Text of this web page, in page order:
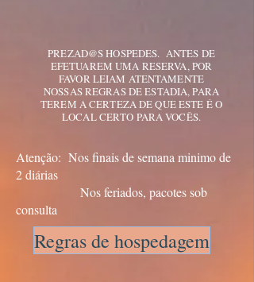
PREZAD@S HOSPEDES. ANTES DE
EFETUAREM UMA RESERVA, POR
FAVOR LEIAM ATENTAMENTE
NOSSAS REGRAS DE ESTADIA, PARA
TEREM A CERTEZA DE QUE ESTE É O
LOCAL CERTO PARA VOCÊS.
Atenção: Nos finais de semana minimo de
2 diárias
Nos feriados, pacotes sob
consulta
Regras de hospedagem